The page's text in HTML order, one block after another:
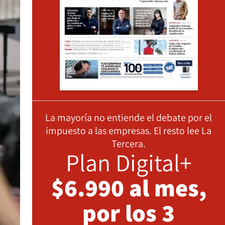
La mayoría no entiende el debate por el
impuesto a las empresas. El resto lee La
Tercera.
Plan Digital+
$6.990 al mes,
por los 3